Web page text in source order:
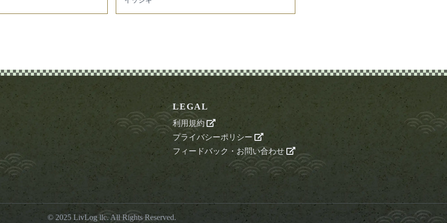
LEGAL
利用規約
プライバシーポリシー
フィードバック・お問い合わせ
© 2025 LivLog llc. All Rights Reserved.